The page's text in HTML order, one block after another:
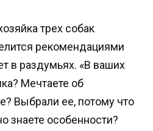
трех собак
рекомендациями
в раздумьях. «В ваших
Мечтаете об
Выбрали ее, потому что
знаете особенности?